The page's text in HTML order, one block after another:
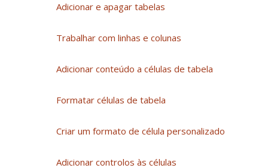
Adicionar e apagar tabelas
Trabalhar com linhas e colunas
Adicionar conteúdo a células de tabela
Formatar células de tabela
Criar um formato de célula personalizado
Adicionar controlos às células